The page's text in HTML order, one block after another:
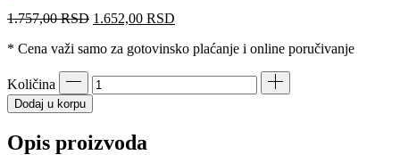
1.757,00RSD Originalna
je
1.757,00 RSD.
1.652,00 RSD
je:
* Cena važi samo za gotovinsko plaćanje i online poručivanje
Količina
Dodaj u korpu
Opis proizvoda